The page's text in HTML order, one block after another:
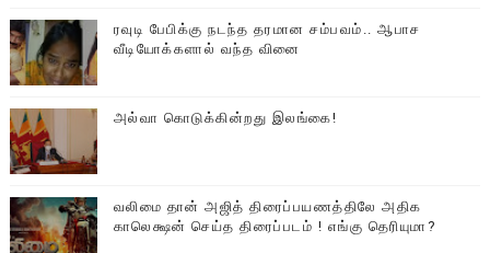
ரவுடி பேபிக்கு நடந்த தரமான சம்பவம்.. ஆபாச
வீடியோக்களால் வந்த வினை
அல்வா கொடுக்கின்றது இலங்கை!
வலிமை தான் அஜித் திரைப்பயணத்திலே அதிக
காலெக்ஷன் செய்த திரைப்படம் ! எங்கு தெரியுமா?